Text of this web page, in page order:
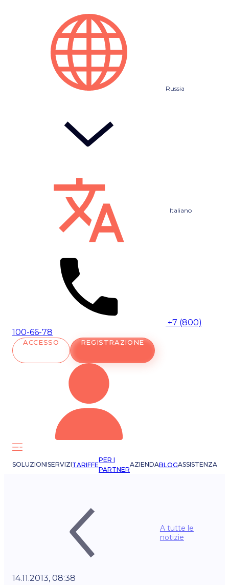
Russia
Italiano
+7 (800)
100-66-78
ACCESSO REGISTRAZIONE
SOLUZIONISERVIZITARIFFE
PER I
PARTNER
AZIENDABLOGASSISTENZA
A tutte le
notizie
14.11.2013, 08:38